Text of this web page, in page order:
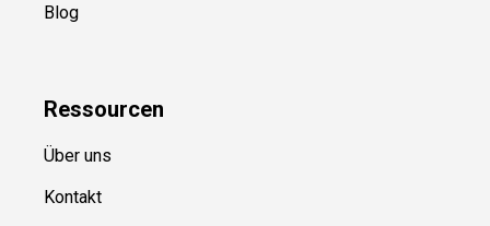
Blog
Ressourcen
Über uns
Kontakt